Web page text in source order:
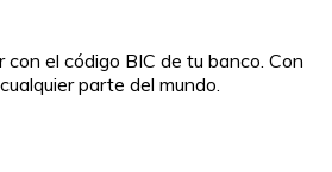
el código BIC de tu banco. Con
parte del mundo.